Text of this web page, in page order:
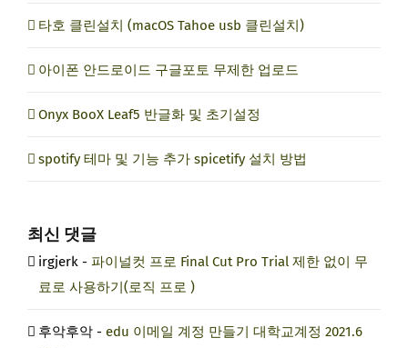
타호 클린설치 (macOS Tahoe usb 클린설치)
아이폰 안드로이드 구글포토 무제한 업로드
Onyx BooX Leaf5 반글화 및 초기설정
spotify 테마 및 기능 추가 spicetify 설치 방법
최신 댓글
irgjerk - 파이널컷 프로 Final Cut Pro Trial 제한 없이 무
료로 사용하기(로직 프로 )
후악후악 - edu 이메일 계정 만들기 대학교계정 2021.6